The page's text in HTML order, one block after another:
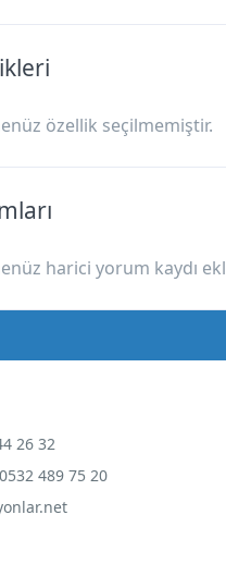
özellik seçilmemiştir.
harici yorum kaydı
26 32
0532 489 75 20